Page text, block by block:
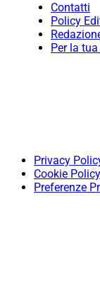
Contatti
Policy
Per la
Privacy
Cookie Policy
Preferenze